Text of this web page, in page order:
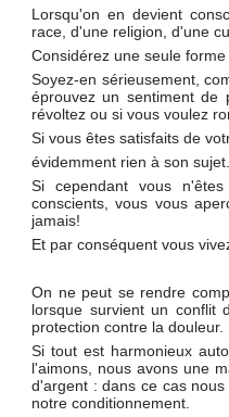
Lorsqu'on en devient
race, d'une religion, d'une
Considérez une seule
Soyez-en sérieusement,
éprouvez un sentiment
révoltez ou si vous voulez
Si vous êtes satisfaits de
évidemment rien à son sujet.
Si cependant vous
conscients, vous vous
jamais!
Et par conséquent vous
On ne peut se rendre
lorsque survient un conflit
protection contre la douleur.
Si tout est harmonieux
l'aimons, nous avons une
d'argent : dans ce cas
notre conditionnement.